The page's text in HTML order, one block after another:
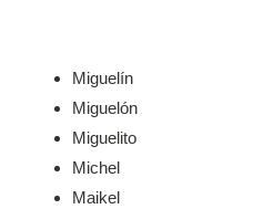
Miguelín
Miguelón
Miguelito
Michel
Maikel